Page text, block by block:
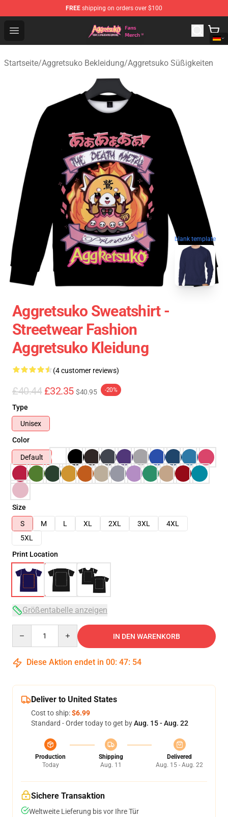
FREE shipping on orders over $100
Open menu
Aggretsuko Store - Official Aggretsuko Merchandise
Startseite/Aggretsuko Bekleidung/Aggretsuko Süßigkeiten
blank template
Aggretsuko Sweatshirt -
Streetwear Fashion
Aggretsuko Kleidung
(4 customer reviews)
£40.44 £32.35 $40.95 -20%
Type
Unisex
Color
Default
Size
S
M L XL 2XL 3XL
4XL
5XL
Print Location
Größentabelle anzeigen
IN DEN WARENKORB
Diese Aktion endet in 00: 47: 53
Deliver to United States
Cost to ship:$6.99
Standard - Order today to get byAug. 15 - Aug. 22
Production
Today
Shipping
Aug. 11
Delivered
Aug. 15 - Aug. 22
Sichere Transaktion
Weltweite Lieferung bis vor Ihre Tür